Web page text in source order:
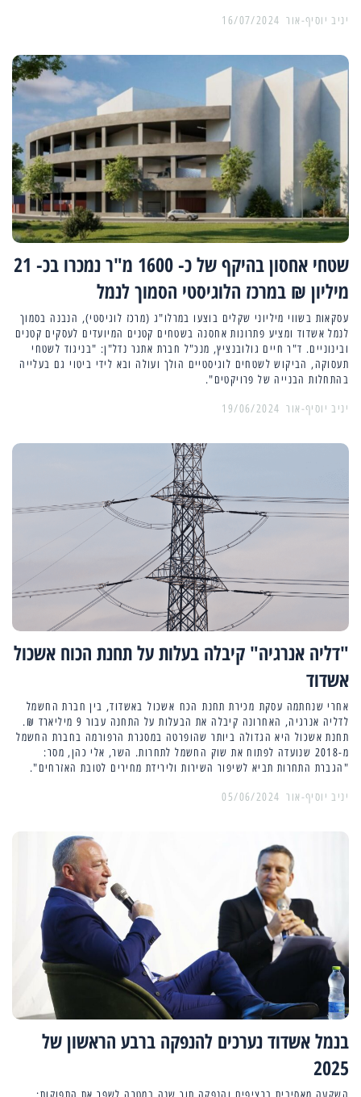
יניב יוסיף-אור 16/07/2024
שטחי אחסון בהיקף של כ- 1600 מ"ר נמכרו בכ- 21
מיליון ₪ במרכז הלוגיסטי הסמוך לנמל
עסקאות בשווי מיליוני שקלים בוצעו במרלו"ג (מרכז לוגיסטי), הנבנה בסמוך
לנמל אשדוד ומציע פתרונות אחסנה בשטחים קטנים המיועדים לעסקים קטנים
ובינוניים. ד"ר חיים גולובנציץ, מנכ"ל חברת אתגר נדל"ן: "בניגוד לשטחי
תעסוקה, הביקוש לשטחים לוגיסטיים הולך ועולה ובא לידי ביטוי גם בעלייה
בהתחלות הבנייה של פרויקטים".
יניב יוסיף-אור 19/06/2024
"דליה אנרגיה" קיבלה בעלות על תחנת הכוח אשכול
אשדוד
אחרי שנחתמה עסקת מכירת תחנת הכח אשכול באשדוד, בין חברת החשמל
לדליה אנרגיה, האחרונה קיבלה את הבעלות על התחנה עבור 9 מיליארד ₪.
תחנת אשכול היא הגדולה ביותר שהופרטה במסגרת הרפורמה בחברת החשמל
מ-2018 שנועדה לפתוח את שוק החשמל לתחרות. השר, אלי כהן, מסר:
"הגברת התחרות תביא לשיפור השירות ולירידת מחירים לטובת האזרחים".
יניב יוסיף-אור 05/06/2024
בנמל אשדוד נערכים להנפקה ברבע הראשון של
2025